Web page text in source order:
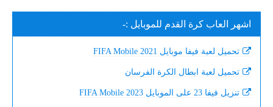
اشهر العاب كرة القدم للموبايل :-
تحميل لعبة فيفا موبايل 2021 FIFA Mobile
تحميل لعبة ابطال الكرة الفرسان
تنزيل فيفا 23 على الموبايل FIFA Mobile 2023